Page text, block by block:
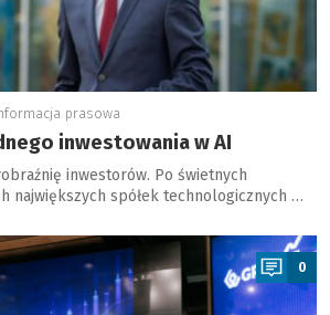
prasowa
inwestowania w AI
inwestorów. Po świetnych
największych spółek technologicznych …
0